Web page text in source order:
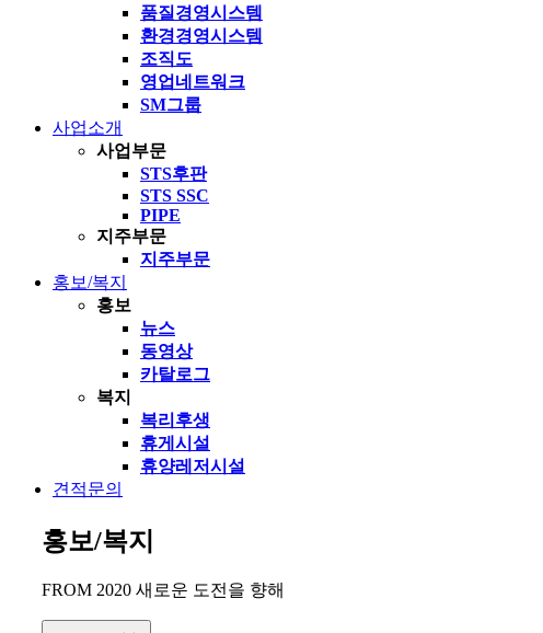
품질경영시스템
환경경영시스템
조직도
영업네트워크
SM그룹
사업소개
사업부문
STS후판
STS SSC
PIPE
지주부문
지주부문
홍보/복지
홍보
뉴스
동영상
카탈로그
복지
복리후생
휴게시설
휴양레저시설
견적문의
홍보/복지
FROM 2020 새로운 도전을 향해